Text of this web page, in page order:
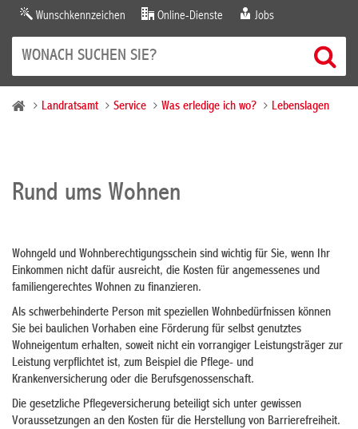
Wunschkennzeichen Online-Dienste Jobs
Landratsamt Service Was erledige ich wo? Lebenslagen
Rund ums Wohnen
Wohngeld und Wohnberechtigungsschein sind wichtig für Sie, wenn Ihr
Einkommen nicht dafür ausreicht, die Kosten für angemessenes und
familiengerechtes Wohnen zu finanzieren.
Als schwerbehinderte Person mit speziellen Wohnbedürfnissen können
Sie bei baulichen Vorhaben eine Förderung für selbst genutztes
Wohneigentum erhalten, soweit nicht ein vorrangiger Leistungsträger zur
Leistung verpflichtet ist, zum Beispiel die Pflege- und
Krankenversicherung oder die Berufsgenossenschaft.
Die gesetzliche Pflegeversicherung beteiligt sich unter gewissen
Voraussetzungen an den Kosten für die Herstellung von Barrierefreiheit.